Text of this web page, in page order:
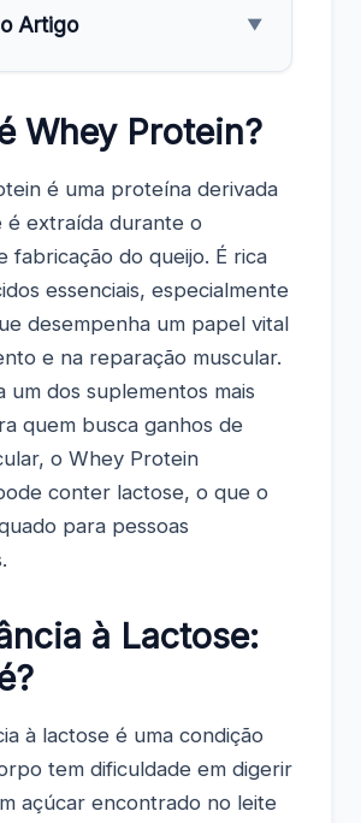
Artigo ▼
Whey Protein?
é uma proteína derivada
é extraída durante o
fabricação do queijo. É rica
essenciais, especialmente
desempenha um papel vital
e na reparação muscular.
um dos suplementos mais
quem busca ganhos de
o Whey Protein
conter lactose, o que o
para pessoas
à Lactose:
à lactose é uma condição
tem dificuldade em digerir
açúcar encontrado no leite